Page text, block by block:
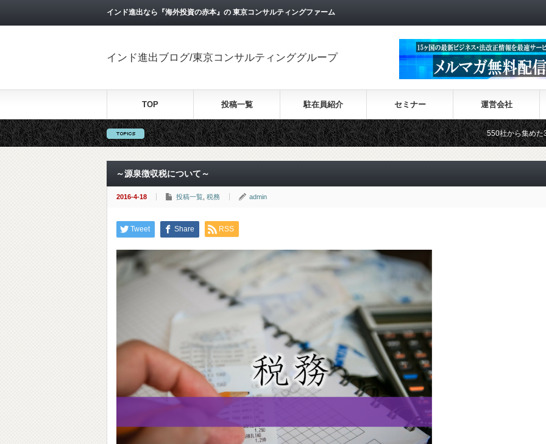
インド進出なら『海外投資の赤本』の 東京コンサルティングファーム
インド進出ブログ/東京コンサルティンググループ
TOP 投稿一覧 駐在員紹介 セミナー 運営会社
550社から集めた30カ国の最
～源泉徴収税について～
2016-4-18 投稿一覧 税務 admin
Tweet Share RSS